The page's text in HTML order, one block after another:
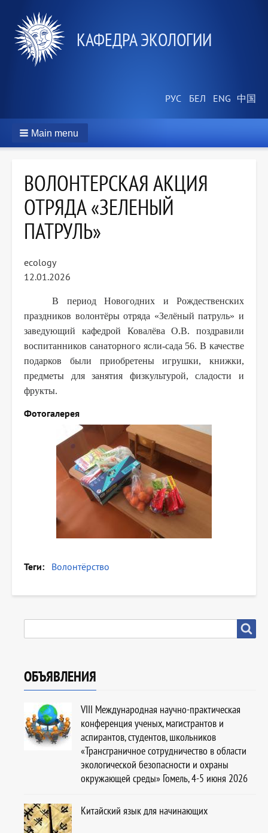
КАФЕДРА ЭКОЛОГИИ
Main menu
ВОЛОНТЕРСКАЯ АКЦИЯ
ОТРЯДА «ЗЕЛЕНЫЙ
ПАТРУЛЬ»
ecology
12.01.2026
В период Новогодних и Рождественских
праздников волонтёры отряда «Зелёный патруль» и
заведующий кафедрой Ковалёва О.В. поздравили
воспитанников санаторного ясли-сада 56. В качестве
подарков были приобретены игрушки, книжки,
предметы для занятия физкультурой, сладости и
фрукты.
Фотогалерея
Теги Волонтёрство
ОБЪЯВЛЕНИЯ
VIII Международная научно-практическая
конференция ученых, магистрантов и
аспирантов, студентов, школьников
«Трансграничное сотрудничество в области
экологической безопасности и охраны
окружающей среды» Гомель, 4-5 июня 2026
Китайский язык для начинающих